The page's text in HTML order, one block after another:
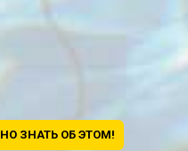
ЗНАТЬ ОБ ЭТОМ!